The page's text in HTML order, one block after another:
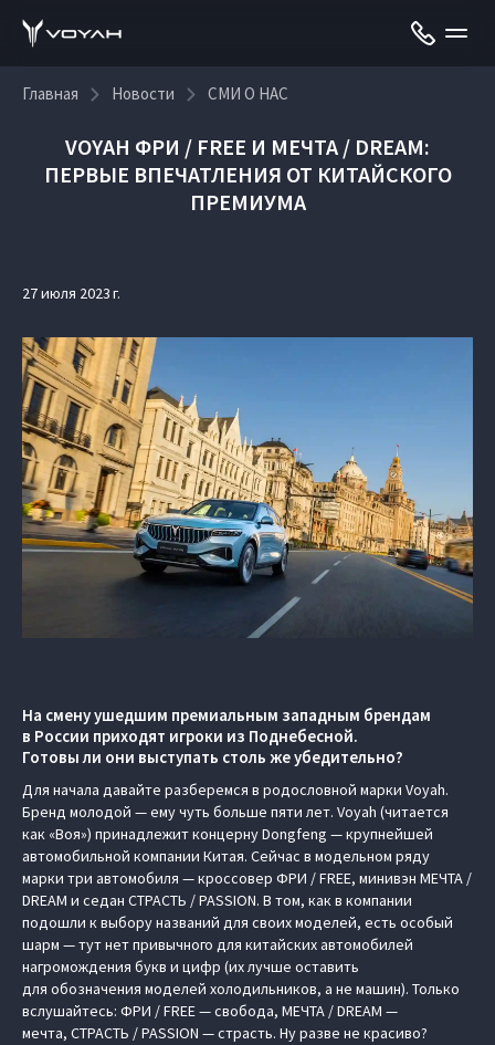
Главная Новости СМИ О НАС
VOYAH ФРИ / FREE И МЕЧТА / DREAM:
ПЕРВЫЕ ВПЕЧАТЛЕНИЯ ОТ КИТАЙСКОГО
ПРЕМИУМА
27 июля 2023 г.
На смену ушедшим премиальным западным брендам
в России приходят игроки из Поднебесной.
Готовы ли они выступать столь же убедительно?
Для начала давайте разберемся в родословной марки Voyah.
Бренд молодой — ему чуть больше пяти лет. Voyah (читается
как «Воя») принадлежит концерну Dongfeng — крупнейшей
автомобильной компании Китая. Сейчас в модельном ряду
марки три автомобиля — кроссовер ФРИ / FREE, минивэн МЕЧТА /
DREAM и седан СТРАСТЬ / PASSION. В том, как в компании
подошли к выбору названий для своих моделей, есть особый
шарм — тут нет привычного для китайских автомобилей
нагромождения букв и цифр (их лучше оставить
для обозначения моделей холодильников, а не машин). Только
вслушайтесь: ФРИ / FREE — свобода, МЕЧТА / DREAM —
мечта, СТРАСТЬ / PASSION — страсть. Ну разве не красиво?